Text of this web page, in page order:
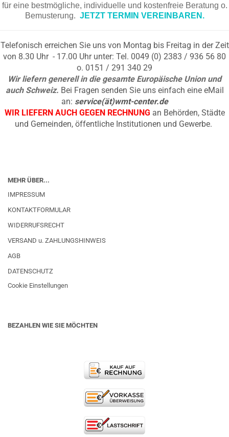
für eine bestmögliche, individuelle und kostenfreie Beratung o.
Bemusterung. JETZT TERMIN VEREINBAREN.
Telefonisch erreichen Sie uns von Montag bis Freitag in der Zeit
von 8.30 Uhr - 17.00 Uhr unter: Tel. 0049 (0) 2383 / 936 56 80
o. 0151 / 291 340 29
Wir liefern generell in die gesamte Europäische Union und
auch Schweiz. Bei Fragen senden Sie uns einfach eine eMail
an: service(ät)wmt-center.de
WIR LIEFERN AUCH GEGEN RECHNUNG an Behörden, Städte
und Gemeinden, öffentliche Institutionen und Gewerbe.
MEHR ÜBER...
IMPRESSUM
KONTAKTFORMULAR
WIDERRUFSRECHT
VERSAND u. ZAHLUNGSHINWEIS
AGB
DATENSCHUTZ
Cookie Einstellungen
BEZAHLEN WIE SIE MÖCHTEN